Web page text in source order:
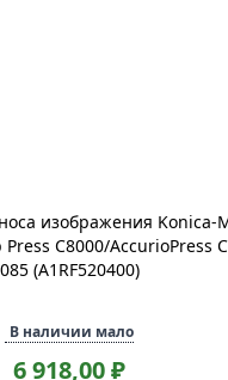
изображения Konica-
C8000/AccurioPress
085 (A1RF520400)
В наличии мало
6 918,00 ₽